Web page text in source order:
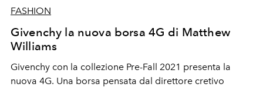
FASHION
Givenchy la nuova borsa 4G di Matthew
Williams
Givenchy con la collezione Pre-Fall 2021 presenta la
nuova 4G. Una borsa pensata dal direttore cretivo